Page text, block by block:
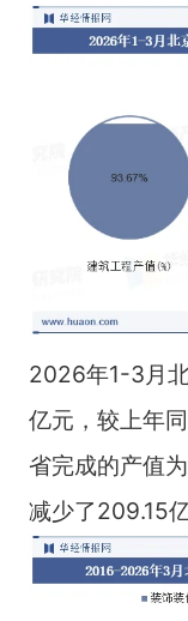
2026年1-3月
亿元，较上年
省完成的产值
减少了209.15亿